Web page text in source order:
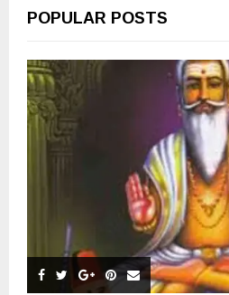
POPULAR POSTS